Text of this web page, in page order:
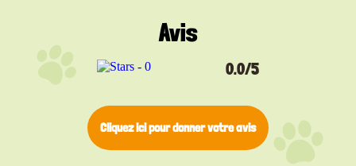
Avis
0.0/5
Cliquez ici pour donner votre avis